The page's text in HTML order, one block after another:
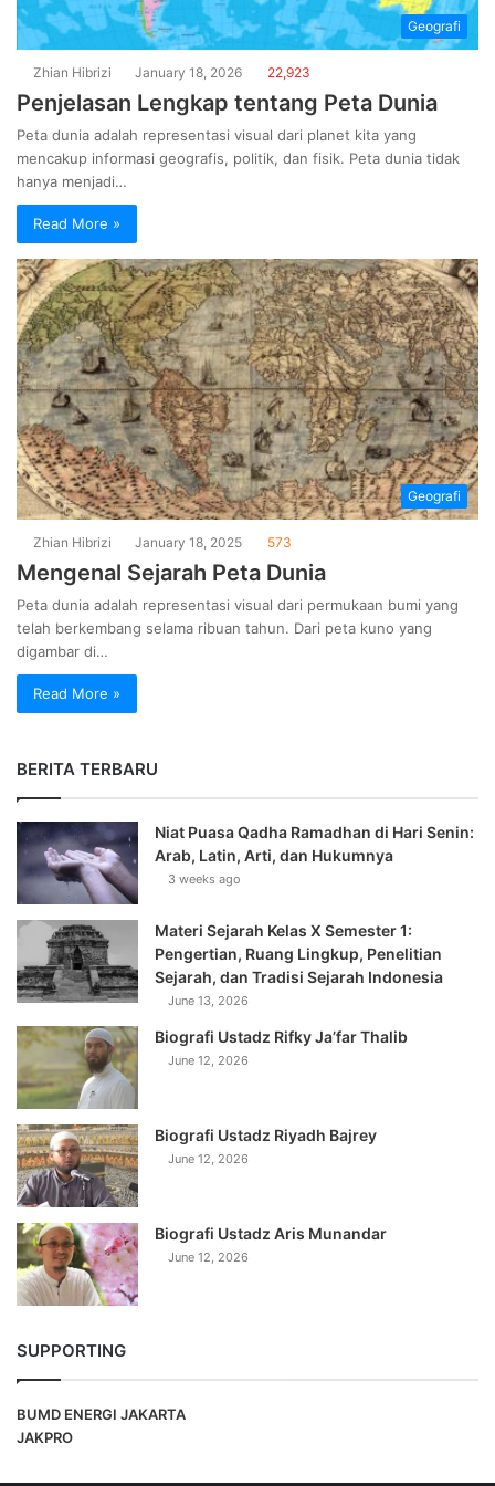
Geografi
Zhian Hibrizi January 18, 2026 22,923
Penjelasan Lengkap tentang Peta Dunia
Peta dunia adalah representasi visual dari planet kita yang
mencakup informasi geografis, politik, dan fisik. Peta dunia tidak
hanya menjadi…
Read More »
Geografi
Zhian Hibrizi January 18, 2025 573
Mengenal Sejarah Peta Dunia
Peta dunia adalah representasi visual dari permukaan bumi yang
telah berkembang selama ribuan tahun. Dari peta kuno yang
digambar di…
Read More »
BERITA TERBARU
Niat Puasa Qadha Ramadhan di Hari Senin:
Arab, Latin, Arti, dan Hukumnya
3 weeks ago
Materi Sejarah Kelas X Semester 1:
Pengertian, Ruang Lingkup, Penelitian
Sejarah, dan Tradisi Sejarah Indonesia
June 13, 2026
Biografi Ustadz Rifky Ja’far Thalib
June 12, 2026
Biografi Ustadz Riyadh Bajrey
June 12, 2026
Biografi Ustadz Aris Munandar
June 12, 2026
SUPPORTING
BUMD ENERGI JAKARTA
JAKPRO